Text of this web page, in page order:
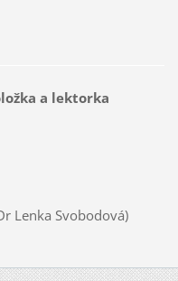
a lektorka
Lenka Svobodová)